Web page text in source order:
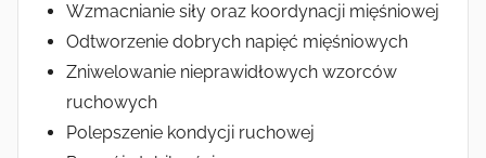
Wzmacnianie siły oraz koordynacji mięśniowej
Odtworzenie dobrych napięć mięśniowych
Zniwelowanie nieprawidłowych wzorców
ruchowych
Polepszenie kondycji ruchowej